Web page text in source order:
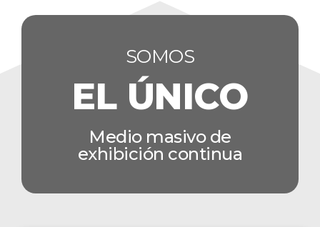
SOMOS
EL ÚNICO
Medio masivo de
exhibición continua